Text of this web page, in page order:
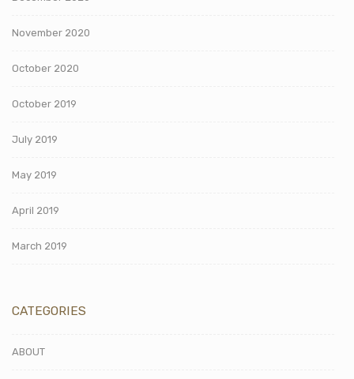
November 2020
October 2020
October 2019
July 2019
May 2019
April 2019
March 2019
CATEGORIES
ABOUT